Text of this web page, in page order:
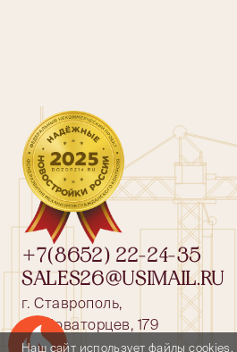
Успейте купить
+7(8652) 22-24-35
SALES26@USIMAIL.RU
г. Ставрополь,
ул. Доваторцев, 179
Наш сайт использует файлы